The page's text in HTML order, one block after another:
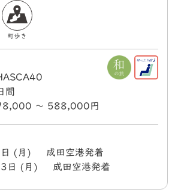
町歩き
間
〜 588,000円
(月) 成田空港発着
日 (月) 成田空港発着